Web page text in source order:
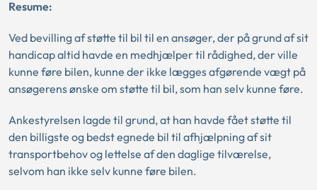
Resume:
Ved bevilling af støtte til bil til en ansøger, der på grund af sit
handicap altid havde en medhjælper til rådighed, der ville
kunne føre bilen, kunne der ikke lægges afgørende vægt på
ansøgerens ønske om støtte til bil, som han selv kunne føre.
Ankestyrelsen lagde til grund, at han havde fået støtte til
den billigste og bedst egnede bil til afhjælpning af sit
transportbehov og lettelse af den daglige tilværelse,
selvom han ikke selv kunne føre bilen.